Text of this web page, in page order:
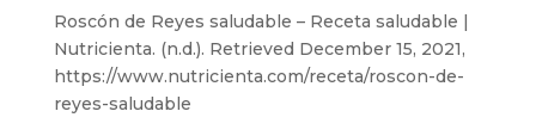
Roscón de Reyes saludable – Receta saludable |
Nutricienta. (n.d.). Retrieved December 15, 2021,
https://www.nutricienta.com/receta/roscon-de-
reyes-saludable